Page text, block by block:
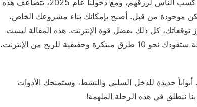
لقد شهدت السنوات الأخيرة تحولاً جذرياً في كيفية كسب الناس لرزقهم، ومع دخولنا عام 2025، تتضاعف هذه
موجودة من قبل. أصبح بإمكانك بناء مشروعك الخاص،
كل ذلك بفضل قوة الإنترنت. هذه المقالة ليست
مجرد سرد للمعلومات، بل هي خريطة طريق شاملة ستقودك نحو 10 طرق مبتكرة وحقيقية للربح من الإنترنت،
جديدة للدخل السلبي والنشط، وستمنحك الأدوات
ننطلق في هذه الرحلة الملهمة!